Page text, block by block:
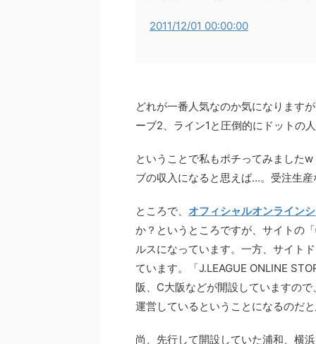
2011/12/01 00:00:00
どれが一番人気なのか気になります
ーブ2、ライン1と圧倒的にドットの
ということで私もポチってみました
ブの収入になると思えば…。受注生
ところで、 オフィシャルオンライン
か？というところですが、サイトの
ルスになっています。一方、サイト
ています。「J.LEAGUE ONLINE
阪、C大阪などが開設していますの
運営しているということになるのだ
尚、先行して開設していた浦和、横